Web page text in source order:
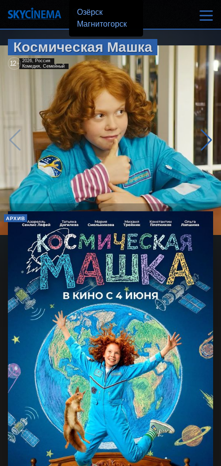
Озёрск
Магнитогорск
Космическая Машка
12+ 2026, Россия
Комедия, Семейный
АРХИВ